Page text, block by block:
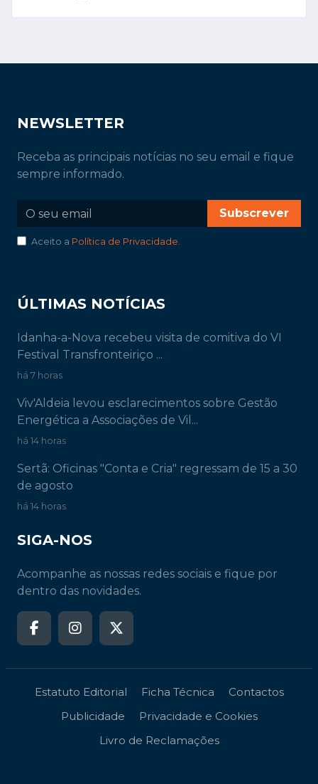
NEWSLETTER
Receba as principais notícias no seu email e fique
sempre informado.
Subscrever
Aceito a Política de Privacidade.
ÚLTIMAS NOTÍCIAS
Idanha-a-Nova recebeu visita de comitiva do VI
Festival Transfronteiriço ...
há 7 horas
Viv'Aldeia levou esclarecimentos sobre Gestão
Energética a Associações de Vil...
há 14 horas
Sertã: Oficinas "Conta e Cria" regressam de 15 a 30
de agosto
há 14 horas
SIGA-NOS
Acompanhe as nossas redes sociais e fique por
dentro das novidades.
Estatuto Editorial Ficha Técnica
Contactos
Publicidade
Privacidade e Cookies
Livro de Reclamações